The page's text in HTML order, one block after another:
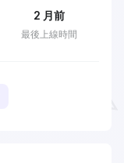
最後上線時間
2 月前